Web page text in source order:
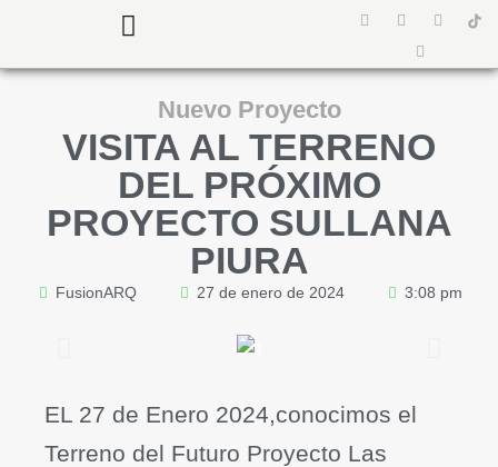
Nuevo Proyecto
VISITA AL TERRENO
DEL PRÓXIMO
PROYECTO SULLANA
PIURA
FusionARQ 27 de enero de 2024 3:08 pm
EL 27 de Enero 2024,conocimos el
Terreno del Futuro Proyecto Las